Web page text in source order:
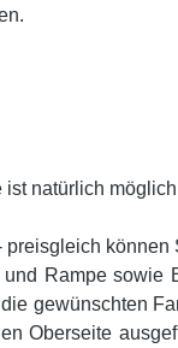
natürlich
Rampe
gewünschten
Oberseite